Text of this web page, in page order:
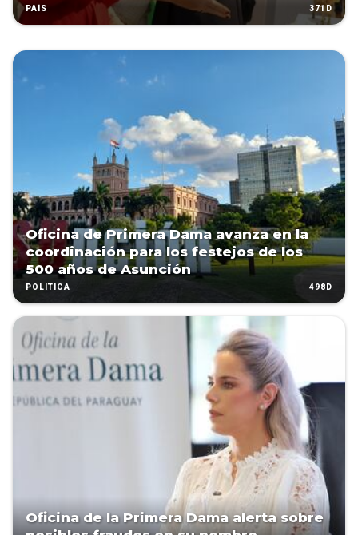
PAÍS 371D
Oficina de Primera Dama avanza en la
coordinación para los festejos de los
500 años de Asunción
POLÍTICA 498D
Oficina de la Primera Dama alerta sobre